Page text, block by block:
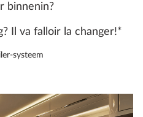
binnenin?
Il va falloir la changer!*
systeem